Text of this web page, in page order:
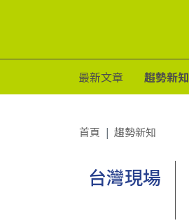
最新文章 趨勢新知
首頁 趨勢新知
台灣現場